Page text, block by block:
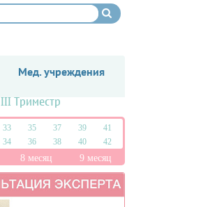
Мед. учреждения
III Триместр
33 35 37 39
41
34 36 38 40 42
8 месяц 9 месяц